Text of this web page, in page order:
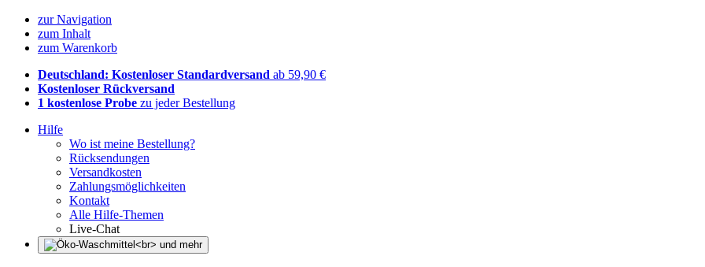
zur Navigation
zum Inhalt
zum Warenkorb
Deutschland: Kostenloser Standardversand ab 59,90 €
Kostenloser Rückversand
1 kostenlose Probe zu jeder Bestellung
Hilfe
Wo ist meine Bestellung?
Rücksendungen
Versandkosten
Zahlungsmöglichkeiten
Kontakt
Alle Hilfe-Themen
Live-Chat